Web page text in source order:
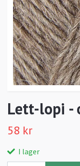
Lett-lopi -
58 kr
I lager